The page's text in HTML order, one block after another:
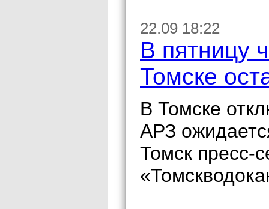
22.09 18:22
В пятницу
Томске
В Томске
АРЗ
Томск пресс-